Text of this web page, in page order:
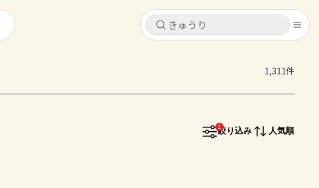
キャンセル
キャンセル
1,311件
1
絞り込み 人気順